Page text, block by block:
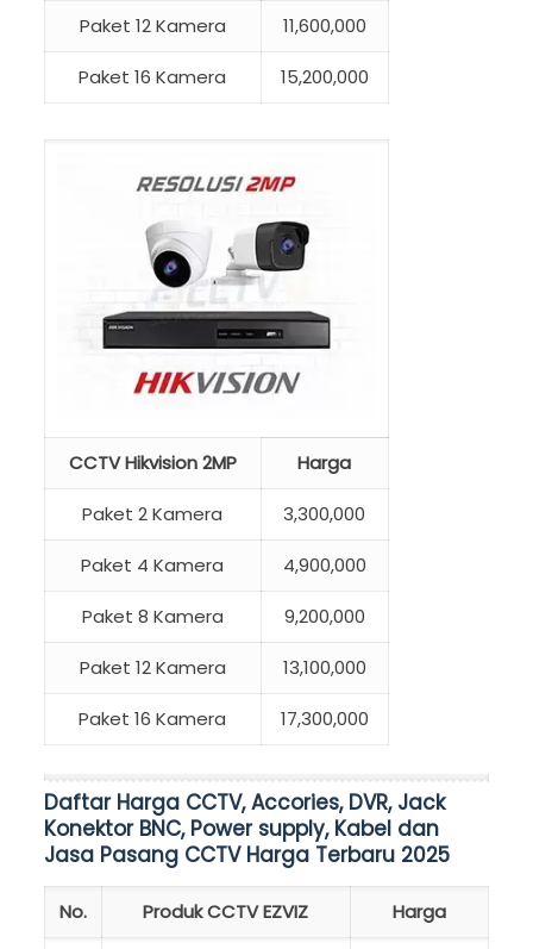
Paket 12 Kamera 11,600,000
Paket 16 Kamera 15,200,000
CCTV Hikvision 2MP Harga
Paket 2 Kamera 3,300,000
Paket 4 Kamera 4,900,000
Paket 8 Kamera 9,200,000
Paket 12 Kamera 13,100,000
Paket 16 Kamera 17,300,000
Daftar Harga CCTV, Accories, DVR, Jack
Konektor BNC, Power supply, Kabel dan
Jasa Pasang CCTV Harga Terbaru 2025
No. Produk CCTV EZVIZ Harga